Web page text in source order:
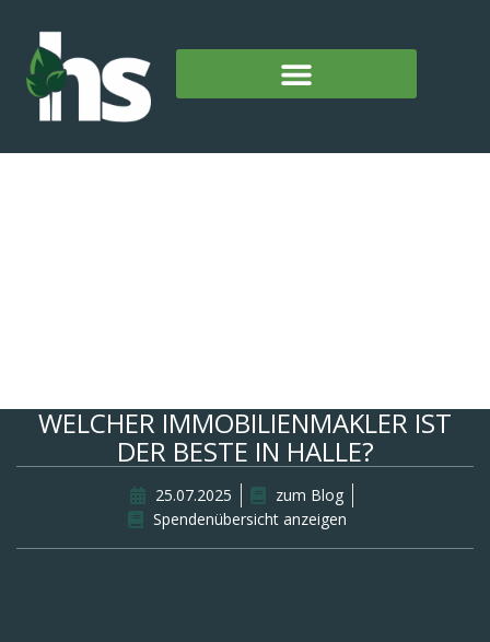
WELCHER IMMOBILIENMAKLER IST
DER BESTE IN HALLE?
25.07.2025
zum Blog
Spendenübersicht anzeigen